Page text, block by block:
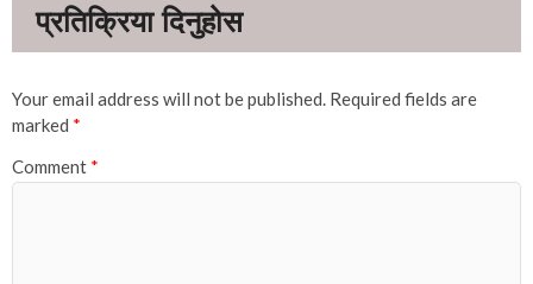
Your email address will not be published. Required fields are
marked *
Comment *